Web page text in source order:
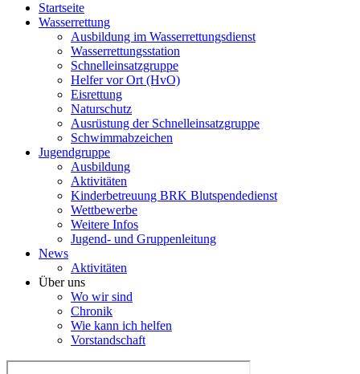
Startseite
Wasserrettung
Ausbildung im Wasserrettungsdienst
Wasserrettungsstation
Schnelleinsatzgruppe
Helfer vor Ort (HvO)
Eisrettung
Naturschutz
Ausrüstung der Schnelleinsatzgruppe
Schwimmabzeichen
Jugendgruppe
Ausbildung
Aktivitäten
Kinderbetreuung BRK Blutspendedienst
Wettbewerbe
Weitere Infos
Jugend- und Gruppenleitung
News
Aktivitäten
Über uns
Wo wir sind
Chronik
Wie kann ich helfen
Vorstandschaft